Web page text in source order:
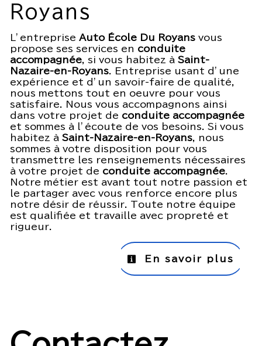
Royans
L’entreprise Auto École Du Royans vous
propose ses services en conduite
accompagnée, si vous habitez à Saint-
Nazaire-en-Royans. Entreprise usant d’une
expérience et d’un savoir-faire de qualité,
nous mettons tout en oeuvre pour vous
satisfaire. Nous vous accompagnons ainsi
dans votre projet de conduite accompagnée
et sommes à l’écoute de vos besoins. Si vous
habitez à Saint-Nazaire-en-Royans, nous
sommes à votre disposition pour vous
transmettre les renseignements nécessaires
à votre projet de conduite accompagnée.
Notre métier est avant tout notre passion et
le partager avec vous renforce encore plus
notre désir de réussir. Toute notre équipe
est qualifiée et travaille avec propreté et
rigueur.
En savoir plus